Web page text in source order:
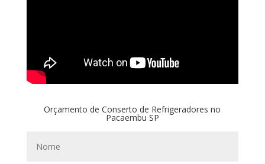
Orçamento de Conserto de Refrigeradores no
Pacaembu SP